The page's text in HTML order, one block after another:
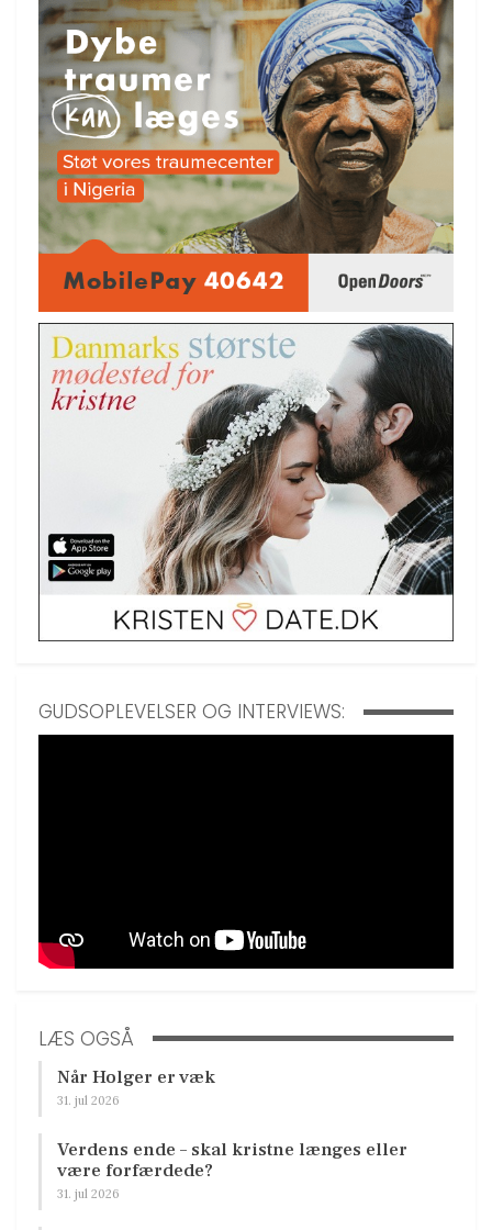
GUDSOPLEVELSER OG INTERVIEWS:
LÆS OGSÅ
Når Holger er væk
31. jul 2026
Verdens ende – skal kristne længes eller
være forfærdede?
31. jul 2026